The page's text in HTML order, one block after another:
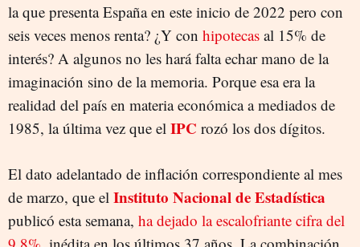
la que presenta España en este inicio de 2022 pero con
seis veces menos renta? ¿Y con hipotecas al 15% de
interés? A algunos no les hará falta echar mano de la
imaginación sino de la memoria. Porque esa era la
realidad del país en materia económica a mediados de
1985, la última vez que el IPC rozó los dos dígitos.
El dato adelantado de inflación correspondiente al mes
de marzo, que el Instituto Nacional de Estadística
publicó esta semana, ha dejado la escalofriante cifra del